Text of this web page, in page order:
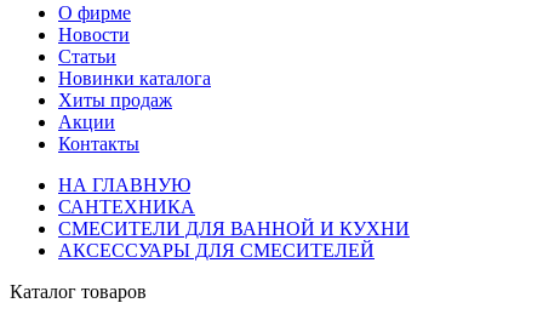
О фирме
Новости
Статьи
Новинки каталога
Хиты продаж
Акции
Контакты
НА ГЛАВНУЮ
САНТЕХНИКА
СМЕСИТЕЛИ ДЛЯ ВАННОЙ И КУХНИ
АКСЕССУАРЫ ДЛЯ СМЕСИТЕЛЕЙ
Каталог товаров